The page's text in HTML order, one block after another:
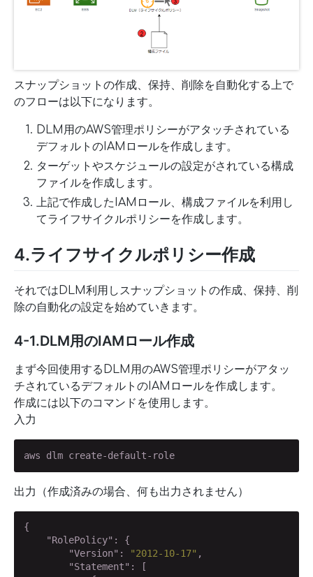
スナップショットの作成、保持、削除を自動化する上で
のフローは以下になります。
DLM用のAWS管理ポリシーがアタッチされている
デフォルトのIAMロールを作成します。
ターゲットやスケジュールの設定がされている構成
ファイルを作成します。
上記で作成したIAMロール、構成ファイルを利用し
てライフサイクルポリシーを作成します。
4.ライフサイクルポリシー作成
それではDLM利用しスナップショットの作成、保持、削
除の自動化の設定を始めていきます。
4-1.DLM用のIAMロール作成
まず今回使用するDLM用のAWS管理ポリシーがアタッ
チされているデフォルトのIAMロールを作成します。
作成には以下のコマンドを使用します。
入力
aws dlm create-default-role
出力（作成済みの場合、何も出力されません）
{
"RolePolicy" : {
"Version" : "2012-10-17" ,
"Statement" : [